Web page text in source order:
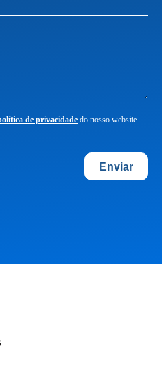
de privacidade do nosso website.
Enviar